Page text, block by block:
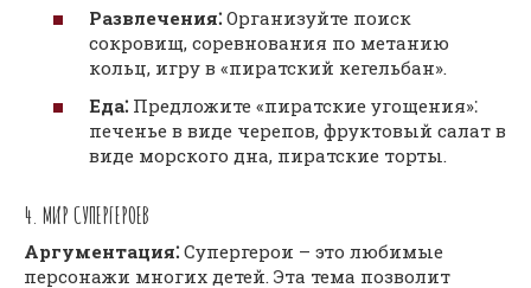
Развлечения⁚ Организуйте поиск
сокровищ, соревнования по метанию
кольц, игру в «пиратский кегельбан».
Еда⁚ Предложите «пиратские угощения»⁚
печенье в виде черепов, фруктовый салат в
виде морского дна, пиратские торты.
4. МИР СУПЕРГЕРОЕВ
Аргументация⁚ Супергерои – это любимые
персонажи многих детей. Эта тема позволит